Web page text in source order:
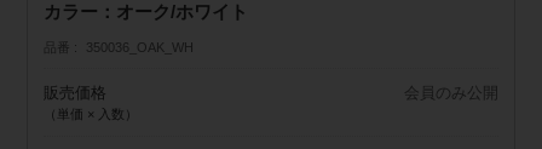
カラー：オーク/ホワイト
品番 350036_OAK_WH
販売価格
（単価 × 入数）
会員のみ公開